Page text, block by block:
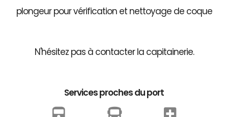
plongeur pour vérification et nettoyage de coque
N'hésitez pas à contacter la capitainerie.
Services proches du port